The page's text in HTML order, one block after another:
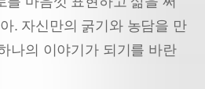
. 자신만의 굵기와 농담을 만
나의 이야기가 되기를 바란